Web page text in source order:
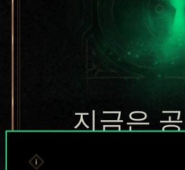
지금은
카드들에